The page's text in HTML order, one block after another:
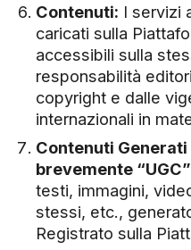
Contenuti: I servizi
caricati sulla
accessibili sulla
responsabilità
copyright e dalle
internazionali in
Contenuti Generati
brevemente
testi, immagini,
stessi, etc.,
Registrato sulla